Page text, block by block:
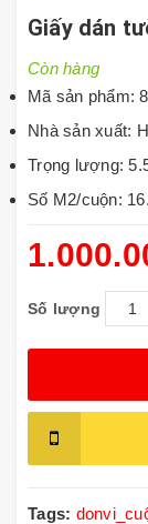
Giấy dán
Còn hàng
Mã sản phẩm:
Nhà sản xuất:
Trọng lượng:
Số M2/cuộn:
Số lượng
Tags: